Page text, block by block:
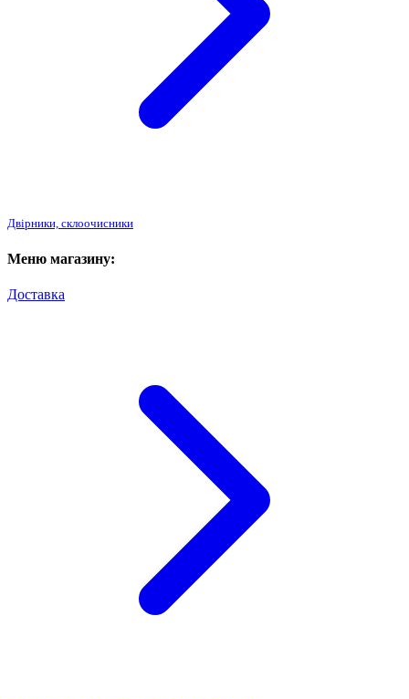
Двірники, склоочисники
Меню магазину:
Доставка